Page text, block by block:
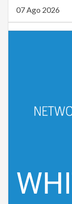
07 Ago 2026